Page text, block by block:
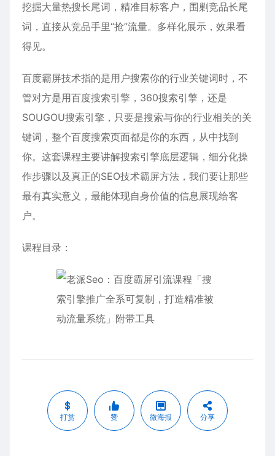
挖掘大量热搜长尾词，精准目标客户，围剿竞品长尾
词，直接从竞品手里“抢”流量。多样化展示，效果看
得见。
百度霸屏技术指的是用户搜索你的行业关键词时，不
管对方是用百度搜索引擎，360搜索引擎，还是
SOUGOU搜索引擎，只要是搜索与你的行业相关的关
键词，整个百度搜索页面都是你的东西，从中找到
你。这套课程主要讲解搜索引擎底层逻辑，细分化操
作步骤以及真正的SEO技术霸屏方法，我们要让那些
最有真实意义，最能体现自身价值的信息展现给客
户。
课程目录：
打赏 赞 微海报 分享